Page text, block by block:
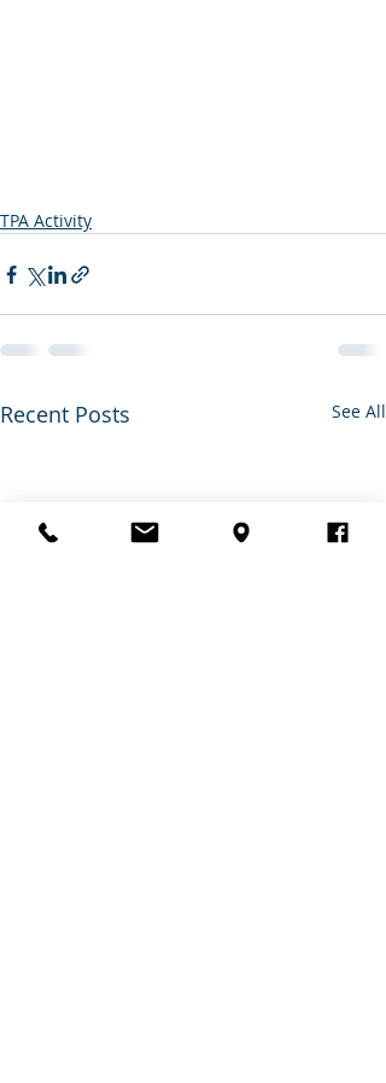
TPA Activity
Recent Posts See All